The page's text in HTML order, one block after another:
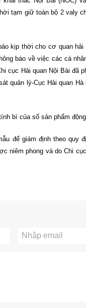
tạm giữ toàn bộ 2 valy
kịp thời cho cơ quan
báo về việc các cá
cục Hải quan Nội Bài đã
quản lý-Cục Hải quan
bì của số sản phẩm
để giám định theo quy
niêm phong và do Chi